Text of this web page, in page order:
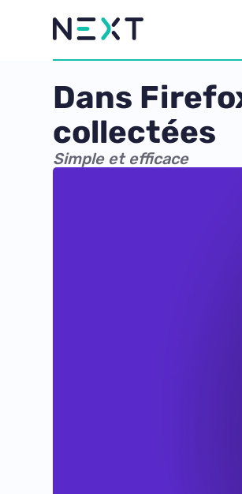
Dans
collectées
Simple et efficace